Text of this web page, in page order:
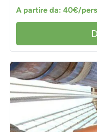
A partire da: 40€/